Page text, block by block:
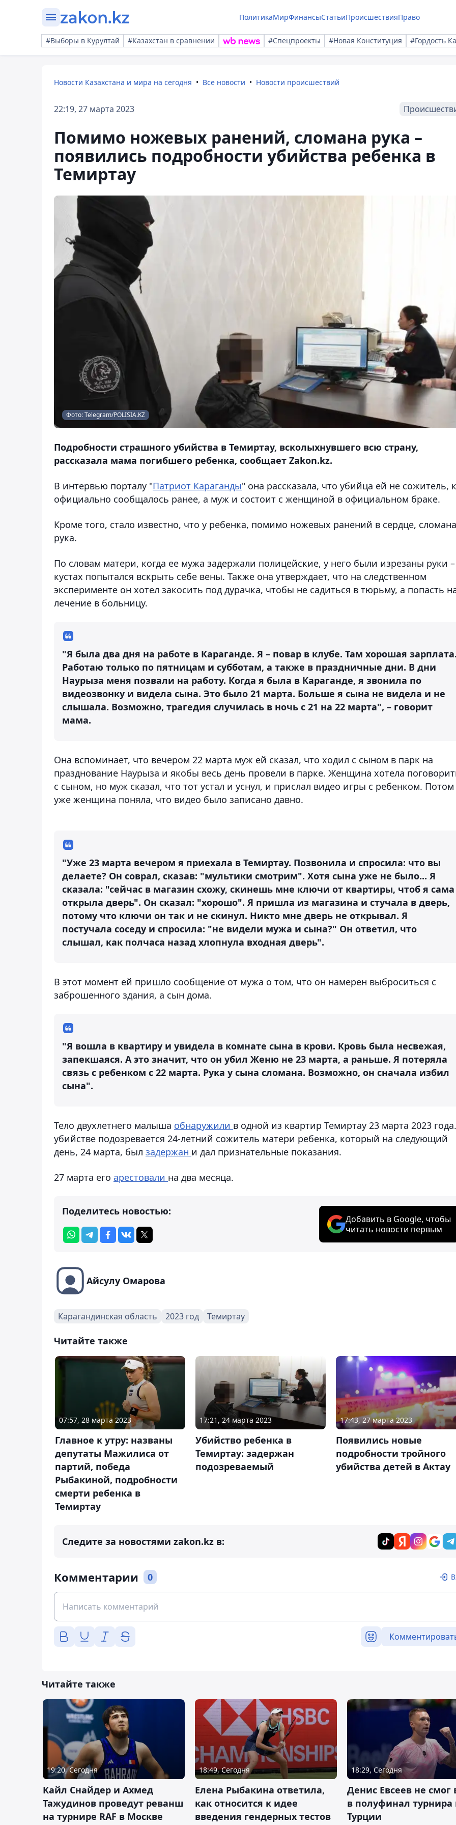
ПолитикаМирФинансыСтатьиПроисшествияПраво
#Выборы в Курултай #Казахстан в сравнении #Спецпроекты #Новая Конституция #Гордость
Новости Казахстана и мира на сегодня Все новости Новости происшествий
22:19, 27 марта 2023
Помимо ножевых ранений, сломана рука –
появились подробности убийства ребенка в
Темиртау
Фото: Telegram/POLISIA.KZ
Подробности страшного убийства в Темиртау, всколыхнувшего всю страну,
рассказала мама погибшего ребенка, сообщает Zakon.kz.
В интервью порталу "Патриот Караганды" она рассказала, что убийца ей не сожитель,
официально сообщалось ранее, а муж и состоит с женщиной в официальном браке.
Кроме того, стало известно, что у ребенка, помимо ножевых ранений в сердце, сломана
рука.
По словам матери, когда ее мужа задержали полицейские, у него были изрезаны руки
кустах попытался вскрыть себе вены. Также она утверждает, что на следственном
эксперименте он хотел закосить под дурачка, чтобы не садиться в тюрьму, а попасть
лечение в больницу.
"Я была два дня на работе в Караганде. Я – повар в клубе. Там хорошая
Работаю только по пятницам и субботам, а также в праздничные дни. В дни
Наурыза меня позвали на работу. Когда я была в Караганде, я звонила по
видеозвонку и видела сына. Это было 21 марта. Больше я сына не видела и не
слышала. Возможно, трагедия случилась в ночь с 21 на 22 марта", – говорит
мама.
Она вспоминает, что вечером 22 марта муж ей сказал, что ходил с сыном в парк на
празднование Наурыза и якобы весь день провели в парке. Женщина хотела
с сыном, но муж сказал, что тот устал и уснул, и прислал видео игры с ребенком. Потом
уже женщина поняла, что видео было записано давно.
"Уже 23 марта вечером я приехала в Темиртау. Позвонила и спросила: что вы
делаете? Он соврал, сказав: "мультики смотрим". Хотя сына уже не было... Я
сказала: "сейчас в магазин схожу, скинешь мне ключи от квартиры, чтоб я сама
открыла дверь". Он сказал: "хорошо". Я пришла из магазина и стучала в дверь,
потому что ключи он так и не скинул. Никто мне дверь не открывал. Я
постучала соседу и спросила: "не видели мужа и сына?" Он ответил, что
слышал, как полчаса назад хлопнула входная дверь".
В этот момент ей пришло сообщение от мужа о том, что он намерен выброситься с
заброшенного здания, а сын дома.
"Я вошла в квартиру и увидела в комнате сына в крови. Кровь была несвежая,
запекшаяся. А это значит, что он убил Женю не 23 марта, а раньше. Я потеряла
связь с ребенком с 22 марта. Рука у сына сломана. Возможно, он сначала избил
сына".
Тело двухлетнего малыша обнаружили в одной из квартир Темиртау 23 марта 2023
убийстве подозревается 24-летний сожитель матери ребенка, который на следующий
день, 24 марта, был задержан и дал признательные показания.
27 марта его арестовали на два месяца.
Поделитесь новостью:
Добавить в Google, чтобы
читать новости первым
Айсулу Омарова
Карагандинская область 2023 год Темиртау
Читайте также
07:57, 28 марта 2023
Главное к утру: названы
депутаты Мажилиса от
партий, победа
Рыбакиной, подробности
смерти ребенка в
Темиртау
17:21, 24 марта 2023
Убийство ребенка в
Темиртау: задержан
подозреваемый
17:43, 27 марта 2023
Появились новые
подробности тройного
убийства детей в Актау
Следите за новостями zakon.kz в:
Комментарии 0
Читайте также
19:20, Сегодня
Кайл Снайдер и Ахмед
Тажудинов проведут реванш
на турнире RAF в Москве
18:49, Сегодня
Елена Рыбакина ответила,
как относится к идее
введения гендерных тестов
18:29, Сегодня
Денис Евсеев не
в полуфинал турнира
Турции